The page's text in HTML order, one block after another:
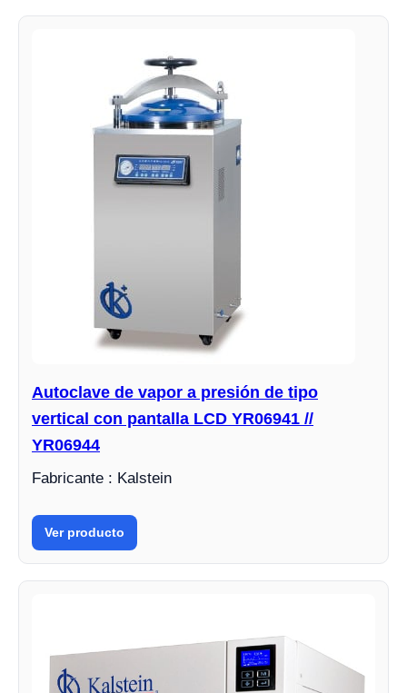
Autoclave de vapor a presión de tipo
vertical con pantalla LCD YR06941 //
YR06944
Fabricante : Kalstein
Ver producto